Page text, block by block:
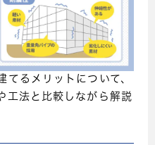
てるメリットについて、
工法と比較しながら解説